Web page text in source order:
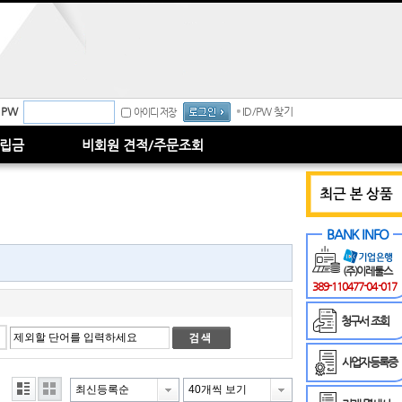
PW 아이디 저장 ID/PW 찾기
금 비회원 견적/주문조회
40개씩 보기
최신등록순
BANK INFO
(주)이레툴스
389-110477-04-017
청구서 조회
사업자등록증